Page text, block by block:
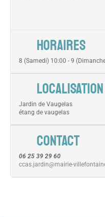
HORAIRES
8 (Samedi) 10:00 - 9
LOCALISATION
Jardin de Vaugelas
étang de vaugelas
CONTACT
06 25 39 29 60
ccas.jardin@mairie-